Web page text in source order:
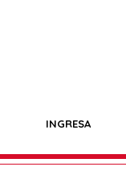
INGRESA